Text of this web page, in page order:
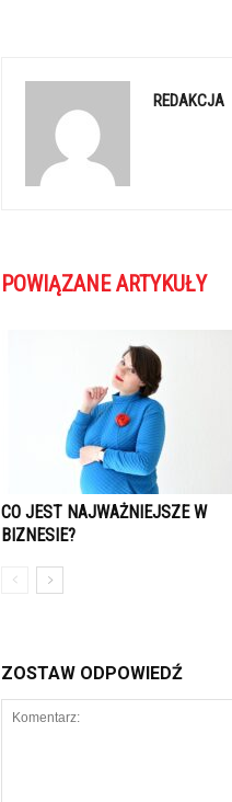
REDAKCJA
POWIĄZANE ARTYKUŁY
CO JEST NAJWAŻNIEJSZE W
BIZNESIE?
ZOSTAW ODPOWIEDŹ